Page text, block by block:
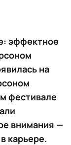
эффектное
на
фестивале
внимания —
карьере.